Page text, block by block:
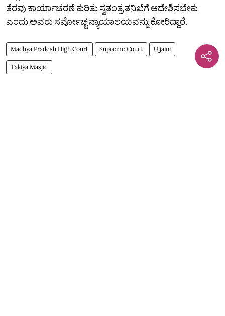
ತೆರವು ಕಾರ್ಯಾಚರಣೆ ಕುರಿತು ಸ್ವತಂತ್ರ ತನಿಖೆಗೆ ಆದೇಶಿಸಬೇಕು
ಎಂದು ಅವರು ಸರ್ವೋಚ್ಚ ನ್ಯಾಯಾಲಯವನ್ನು ಕೋರಿದ್ದಾರೆ.
Madhya Pradesh High Court Supreme Court Ujjaini
Takiya Masjid